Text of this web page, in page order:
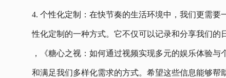
4. 个性化定制：在快节奏的生活环境中，我们更需要
性化定制的一种方式。它不仅可以记录和分享我们的
，《糖心之视：如何通过视频实现多元的娱乐体验
和满足我们多样化需求的方式。希望这些信息能够帮